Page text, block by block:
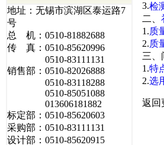
地址：无锡市滨湖区泰运路7
号
总 机：0510-81882688
传 真：0510-85620996
0510-83111131
销售部：0510-82026888
0510-83118288
0510-85051088
013606181882
标定部：0510-85620603
采购部：0510-83111131
设计部：0510-85620915
3.检
二、
1.质
2.质
三、
1.特
2.选
返回